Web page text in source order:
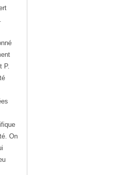
P.
On